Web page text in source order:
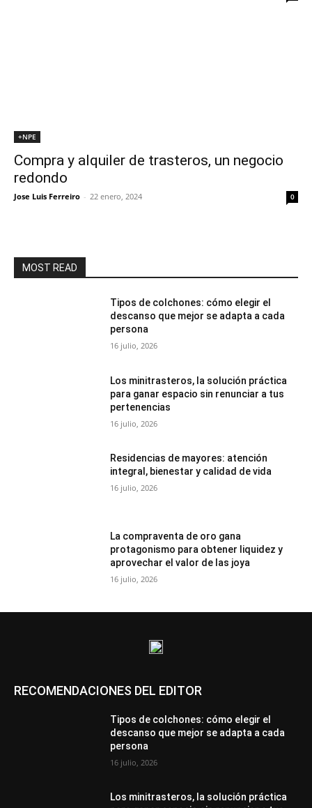
+NPE
Compra y alquiler de trasteros, un negocio
redondo
Jose Luis Ferreiro - 22 enero, 2024 0
MOST READ
Tipos de colchones: cómo elegir el
descanso que mejor se adapta a cada
persona
16 julio, 2026
Los minitrasteros, la solución práctica
para ganar espacio sin renunciar a tus
pertenencias
16 julio, 2026
Residencias de mayores: atención
integral, bienestar y calidad de vida
16 julio, 2026
La compraventa de oro gana
protagonismo para obtener liquidez y
aprovechar el valor de las joya
16 julio, 2026
RECOMENDACIONES DEL EDITOR
Tipos de colchones: cómo elegir el
descanso que mejor se adapta a cada
persona
16 julio, 2026
Los minitrasteros, la solución práctica